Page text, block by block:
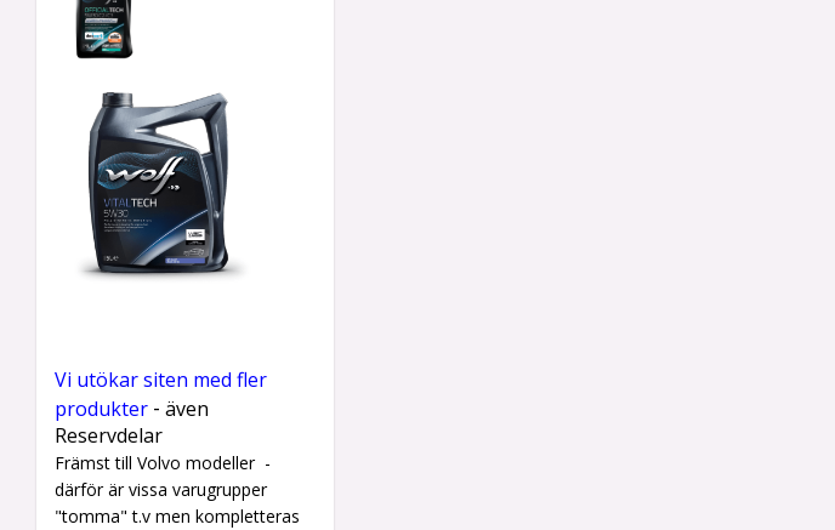
Vi utökar siten med fler
produkter - även
Reservdelar
Främst till Volvo modeller -
därför är vissa varugrupper
"tomma" t.v men kompletteras